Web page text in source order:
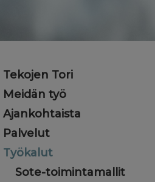
Tekojen Tori
Meidän työ
Ajankohtaista
Palvelut
Työkalut
Sote-toimintamallit